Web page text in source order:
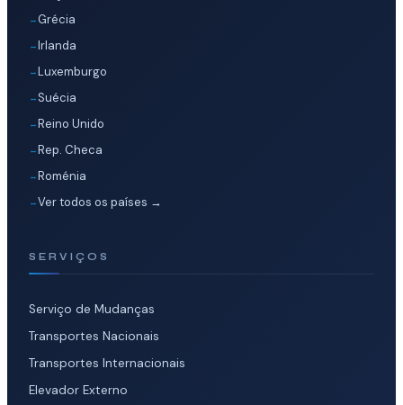
Grécia
Irlanda
Luxemburgo
Suécia
Reino Unido
Rep. Checa
Roménia
Ver todos os países →
SERVIÇOS
Serviço de Mudanças
Transportes Nacionais
Transportes Internacionais
Elevador Externo